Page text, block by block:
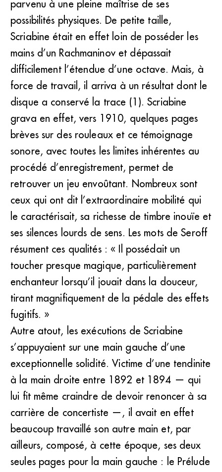
parvenu à une pleine maîtrise de ses
possibilités physiques. De petite taille,
Scriabine était en effet loin de posséder les
mains d’un Rachmaninov et dépassait
difficilement l’étendue d’une octave. Mais, à
force de travail, il arriva à un résultat dont le
disque a conservé la trace (1). Scriabine
grava en effet, vers 1910, quelques pages
brèves sur des rouleaux et ce témoignage
sonore, avec toutes les limites inhérentes au
procédé d’enregistrement, permet de
retrouver un jeu envoûtant. Nombreux sont
ceux qui ont dit l’extraordinaire mobilité qui
le caractérisait, sa richesse de timbre inouïe et
ses silences lourds de sens. Les mots de Seroff
résument ces qualités : « Il possédait un
toucher presque magique, particulièrement
enchanteur lorsqu’il jouait dans la douceur,
tirant magnifiquement de la pédale des effets
fugitifs. »
Autre atout, les exécutions de Scriabine
s’appuyaient sur une main gauche d’une
exceptionnelle solidité. Victime d’une tendinite
à la main droite entre 1892 et 1894 — qui
lui fit même craindre de devoir renoncer à sa
carrière de concertiste —, il avait en effet
beaucoup travaillé son autre main et, par
ailleurs, composé, à cette époque, ses deux
seules pages pour la main gauche : le Prélude